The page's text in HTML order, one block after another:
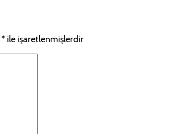
* ile işaretlenmişlerdir